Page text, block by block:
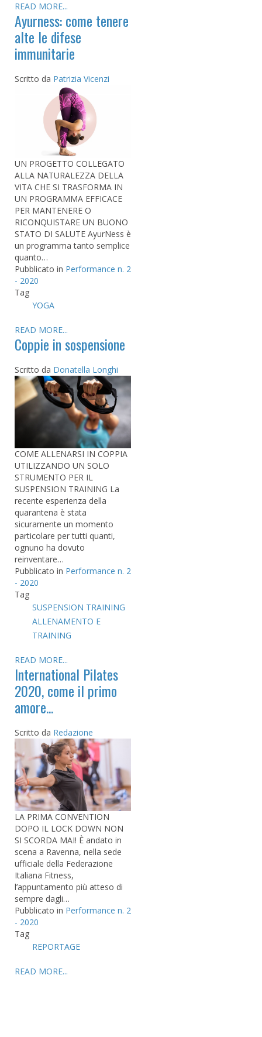
READ MORE...
Ayurness: come tenere
alte le difese
immunitarie
Scritto da Patrizia Vicenzi
UN PROGETTO COLLEGATO
ALLA NATURALEZZA DELLA
VITA CHE SI TRASFORMA IN
UN PROGRAMMA EFFICACE
PER MANTENERE O
RICONQUISTARE UN BUONO
STATO DI SALUTE AyurNess è
un programma tanto semplice
quanto…
Pubblicato in Performance n. 2
- 2020
Tag
YOGA
READ MORE...
Coppie in sospensione
Scritto da Donatella Longhi
COME ALLENARSI IN COPPIA
UTILIZZANDO UN SOLO
STRUMENTO PER IL
SUSPENSION TRAINING La
recente esperienza della
quarantena è stata
sicuramente un momento
particolare per tutti quanti,
ognuno ha dovuto
reinventare…
Pubblicato in Performance n. 2
- 2020
Tag
SUSPENSION TRAINING
ALLENAMENTO E
TRAINING
READ MORE...
International Pilates
2020, come il primo
amore...
Scritto da Redazione
LA PRIMA CONVENTION
DOPO IL LOCK DOWN NON
SI SCORDA MAI! È andato in
scena a Ravenna, nella sede
ufficiale della Federazione
Italiana Fitness,
l’appuntamento più atteso di
sempre dagli…
Pubblicato in Performance n. 2
- 2020
Tag
REPORTAGE
READ MORE...